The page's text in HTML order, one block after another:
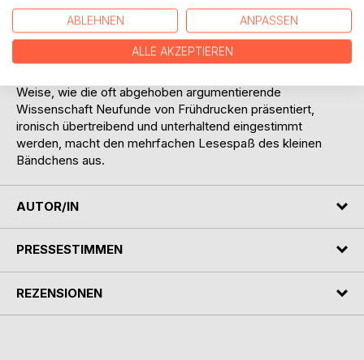
Erosionsprozessen in einer utopischen Schau imaginieren
können, erweckt der Autor die Typen im Setzkasten einer
Gutenbergschen Druckerei im Mainz von 1480 zum Leben.
Dass die Leserinnen und Leser auch noch auf die Kunst
Weise, wie die oft abgehoben argumentierende
Wissenschaft Neufunde von Frühdrucken präsentiert,
ironisch übertreibend und unterhaltend eingestimmt
werden, macht den mehrfachen Lesespaß des kleinen
Bändchens aus.
AUTOR/IN
PRESSESTIMMEN
REZENSIONEN
ABLEHNEN ANPASSEN
ALLE AKZEPTIEREN